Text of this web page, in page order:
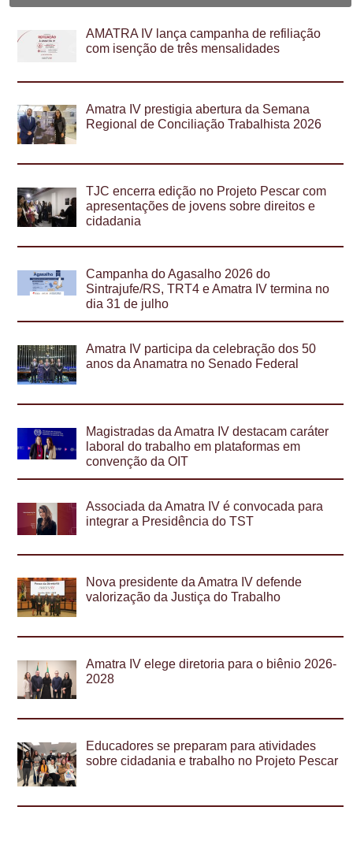
AMATRA IV lança campanha de refiliação
com isenção de três mensalidades
Amatra IV prestigia abertura da Semana
Regional de Conciliação Trabalhista 2026
TJC encerra edição no Projeto Pescar com
apresentações de jovens sobre direitos e
cidadania
Campanha do Agasalho 2026 do
Sintrajufe/RS, TRT4 e Amatra IV termina no
dia 31 de julho
Amatra IV participa da celebração dos 50
anos da Anamatra no Senado Federal
Magistradas da Amatra IV destacam caráter
laboral do trabalho em plataformas em
convenção da OIT
Associada da Amatra IV é convocada para
integrar a Presidência do TST
Nova presidente da Amatra IV defende
valorização da Justiça do Trabalho
Amatra IV elege diretoria para o biênio 2026-
2028
Educadores se preparam para atividades
sobre cidadania e trabalho no Projeto Pescar